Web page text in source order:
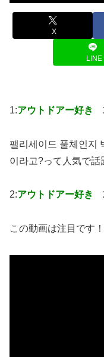
X
LINE
1:アウトドアー好き
팰리세이드 풀체인지
이라고?って人気で話
2:アウトドアー好き
この動画は注目です！